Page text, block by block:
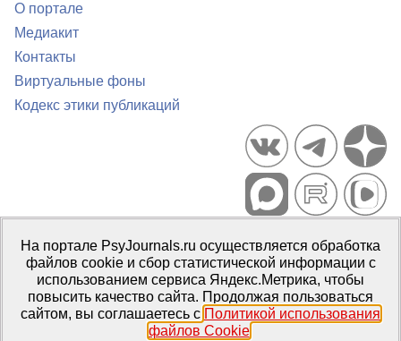
О портале
Медиакит
Контакты
Виртуальные фоны
Кодекс этики публикаций
Портал психологических изданий PsyJournals.ru, 2007–2026
Правила использования материалов
Свидетельство регистрации СМИЭл № ФС77-66447 от 14 июля
2016 г.
Издатель: ФГБОУ ВО МГППУ
На портале PsyJournals.ru осуществляется обработка
файлов cookie и сбор статистической информации с
использованием сервиса Яндекс.Метрика, чтобы
повысить качество сайта. Продолжая пользоваться
сайтом, вы соглашаетесь с Политикой использования
файлов Cookie.